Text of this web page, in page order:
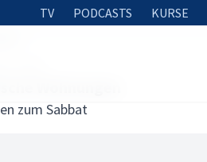
TV PODCASTS KURSE
zum Sabbat